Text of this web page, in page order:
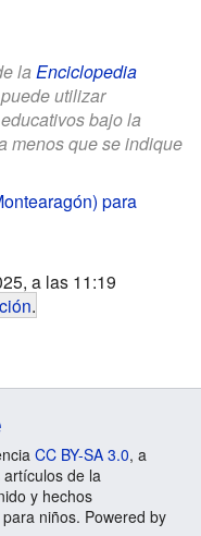
la Enciclopedia
utilizar
bajo la
menos que se indique
para
a las 11:19
.
CC BY-SA 3.0, a
de la
y hechos
niños. Powered by